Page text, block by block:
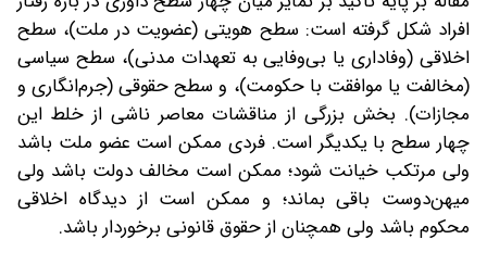
افراد شکل گرفته است: سطح هویتی (عضویت در ملت)، سطح
اخلاقی (وفاداری یا بی‌وفایی به تعهدات مدنی)، سطح سیاسی
(مخالفت یا موافقت با حکومت)، و سطح حقوقی (جرم‌انگاری و
مجازات). بخش بزرگی از مناقشات معاصر ناشی از خلط این
چهار سطح با یکدیگر است. فردی ممکن است عضو ملت باشد
ولی مرتکب خیانت شود؛ ممکن است مخالف دولت باشد ولی
میهن‌دوست باقی بماند؛ و ممکن است از دیدگاه اخلاقی
محکوم باشد ولی همچنان از حقوق قانونی برخوردار باشد.